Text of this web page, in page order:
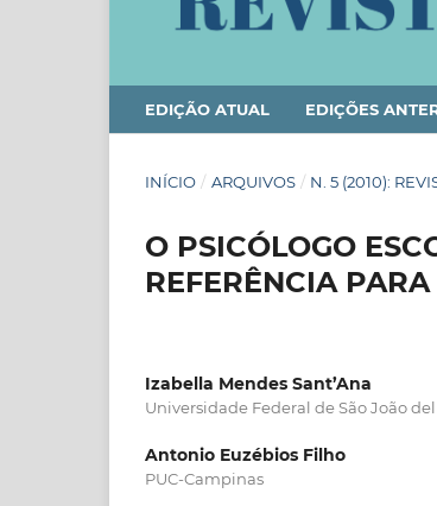
EDIÇÃO ATUAL EDIÇÕES
INÍCIO / ARQUIVOS / N. 5 (2010):
O PSICÓLOGO
REFERÊNCIA
Izabella Mendes Sant’Ana
Universidade Federal de São João del
Antonio Euzébios Filho
PUC-Campinas